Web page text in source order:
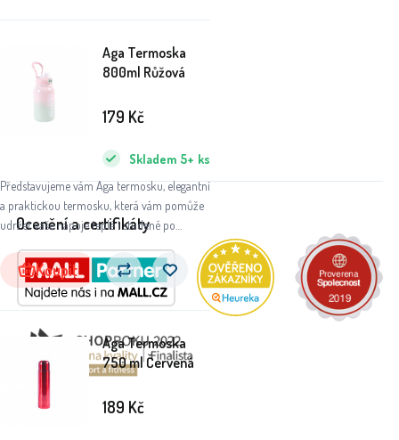
Aga Termoska
800ml Růžová
Představujeme vám Aga termosku, elegantní
a praktickou termosku, která vám pomůže
udržet vaše nápoje teplé i studené po
přírody, do práce nebo na sportovní aktivity,
tato termoska se stane vaším
nepostradatelným společníkem.
Skladem 5+ ks
179 Kč
Koupit
Aga Termoska
750 ml Červená
189 Kč
Ocenění a certifikáty